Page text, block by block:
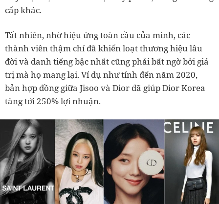
cấp khác.
Tất nhiên, nhờ hiệu ứng toàn cầu của mình, các
thành viên thậm chí đã khiến loạt thương hiệu lâu
đời và danh tiếng bậc nhất cũng phải bất ngờ bởi giá
trị mà họ mang lại. Ví dụ như tính đến năm 2020,
bản hợp đồng giữa Jisoo và Dior đã giúp Dior Korea
tăng tới 250% lợi nhuận.